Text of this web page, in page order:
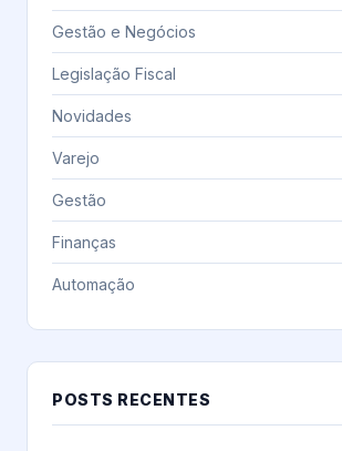
Gestão e Negócios
Legislação Fiscal
Novidades
Varejo
Gestão
Finanças
Automação
POSTS RECENTES